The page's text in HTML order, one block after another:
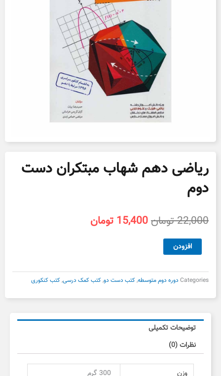
ریاضی دهم شهاب مبتکران دست
دوم
22,000تومانقیمت
15,400 تومان
دهم
مبتکران
دست
دوم
افزودن
Categories دوره دوم متوسطه,کتب دست دو,کتب کمک درسی,کتب کنکوری
توضیحات تکمیلی
نظرات (0)
وزن
300 گرم